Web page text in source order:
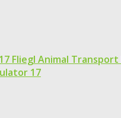
Fliegl Animal Transport
17